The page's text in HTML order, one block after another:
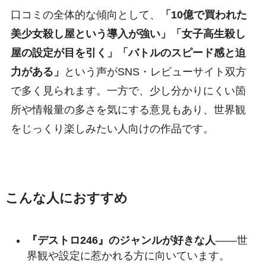
口コミの全体的な傾向として、
「10億で買われた
美少女殺し屋という導入が強い」「女子高生殺し
屋の設定が目を引く」「バトルのスピード感と迫
力がある」
という声がSNS・レビューサイト双方
で多く見られます。一方で、少し分かりにくい箇
所や情報量の多さを気にする意見もあり、世界観
をじっくり楽しみたい人向けの作品です。
こんな人におすすめ
『デストロ246』のジャンルが好きな人——世
界観や設定に惹かれる方に向いています。